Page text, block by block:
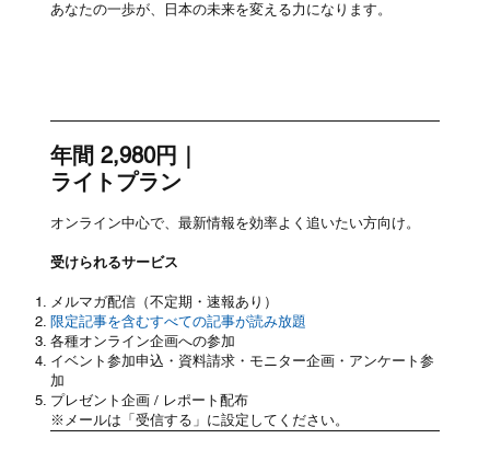
あなたの一歩が、日本の未来を変える力になります。
年間 2,980円｜
ライトプラン
オンライン中心で、最新情報を効率よく追いたい方向け。
受けられるサービス
メルマガ配信（不定期・速報あり）
限定記事を含むすべての記事が読み放題
各種オンライン企画への参加
イベント参加申込・資料請求・モニター企画・アンケート参
加
プレゼント企画 / レポート配布
※メールは「受信する」に設定してください。